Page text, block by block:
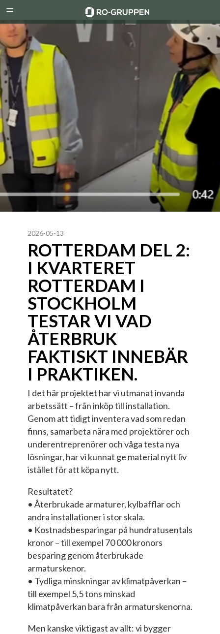
Menu
Gruppen
2026-05-13
ROTTERDAM DEL 2:
I KVARTERET
ROTTERDAM I
STOCKHOLM
TESTAR VI VAD
ÅTERBRUK
FAKTISKT INNEBÄR
I PRAKTIKEN.
I det här projektet har vi utmanat invanda
arbetssätt – från inköp till installation.
Genom att tidigt inventera vad som redan
finns, samarbeta nära med projektörer och
underentreprenörer och våga testa nya
lösningar, har vi kunnat ge material nytt liv
istället för att köpa nytt.
Resultatet?
• Återbrukade armaturer, kylbafflar och
andra installationer i stor skala.
• Kostnadsbesparingar på hundratusentals
kronor – till exempel 70 000 kronors
besparing genom återbrukade
armaturskenor.
• Tydliga minskningar av klimatpåverkan –
till exempel 5,5 tons minskad
klimatpåverkan bara från armaturskenorna.
Men kanske viktigast av allt: vi bygger